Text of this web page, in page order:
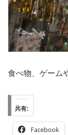
食べ物、ゲーム
共有:
Facebook